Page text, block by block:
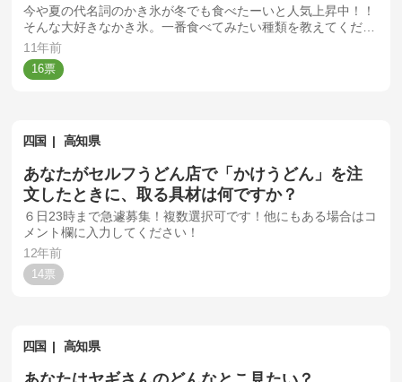
今や夏の代名詞のかき氷が冬でも食べたーいと人気上昇中！！
そんな大好きなかき氷。一番食べてみたい種類を教えてくださ
い。
11年前
16
四国 高知県
あなたがセルフうどん店で「かけうどん」を注
文したときに、取る具材は何ですか？
６日23時まで急遽募集！複数選択可です！他にもある場合はコ
メント欄に入力してください！
12年前
14
四国 高知県